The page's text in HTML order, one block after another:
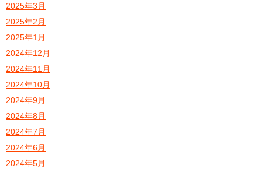
2025年3月
2025年2月
2025年1月
2024年12月
2024年11月
2024年10月
2024年9月
2024年8月
2024年7月
2024年6月
2024年5月